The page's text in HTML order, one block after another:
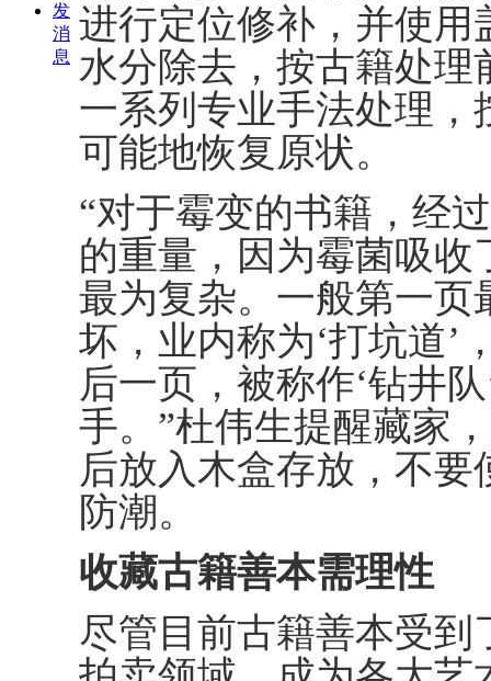
发
消
息
进行定位修补，并使用
水分除去，按古籍处
一系列专业手法处理，
可能地恢复原状。
“对于霉变的书籍，经
的重量，因为霉菌吸
最为复杂。一般第一页
坏，业内称为‘打坑道’
后一页，被称作‘钻井
手。”杜伟生提醒藏家
后放入木盒存放，不
防潮。
收藏古籍善本需理性
尽管目前古籍善本受